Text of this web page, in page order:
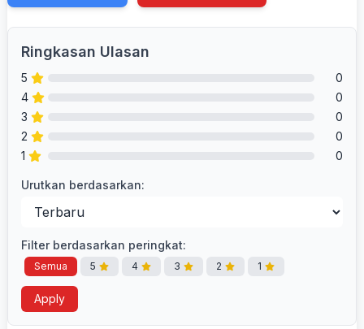
Ringkasan Ulasan
5
0
4
0
3
0
2
0
1
0
Urutkan berdasarkan:
Filter berdasarkan peringkat:
Semua 5 4 3 2 1
Apply